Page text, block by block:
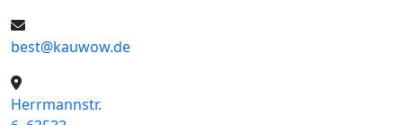
best@kauwow.de
Herrmannstr.